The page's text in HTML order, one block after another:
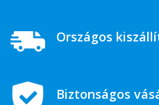
Országos
Biztonságos